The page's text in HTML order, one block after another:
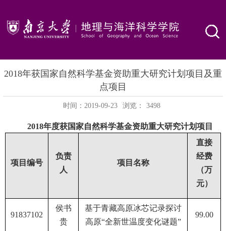
2018年获国家自然科学基金资助重大研究计划项目及重
点项目
时间：2019-09-23 浏览： 3498
2018年度获国家自然科学基金资助重大研究计划项目
项目编号
负责
人
项目名称
直接
经费
（万
元）
91837102
侯书
贵
基于青藏高原冰芯记录探讨
高原“全新世温度变化谜题”
99.00